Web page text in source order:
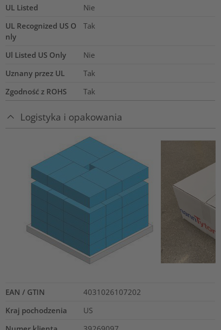
UL Listed
Nie
UL Recognized US O
nly
Tak
Ul Listed US Only
Nie
Uznany przez UL
Tak
Zgodność z ROHS
Tak
Logistyka i opakowania
EAN / GTIN
4031026107202
Kraj pochodzenia
US